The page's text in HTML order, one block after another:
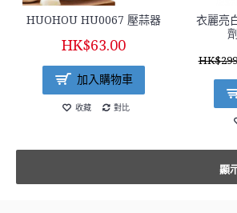
HUOHOU HU0067 壓蒜器
HK$63.00
加入購物車
收藏 對比
衣麗亮
顯